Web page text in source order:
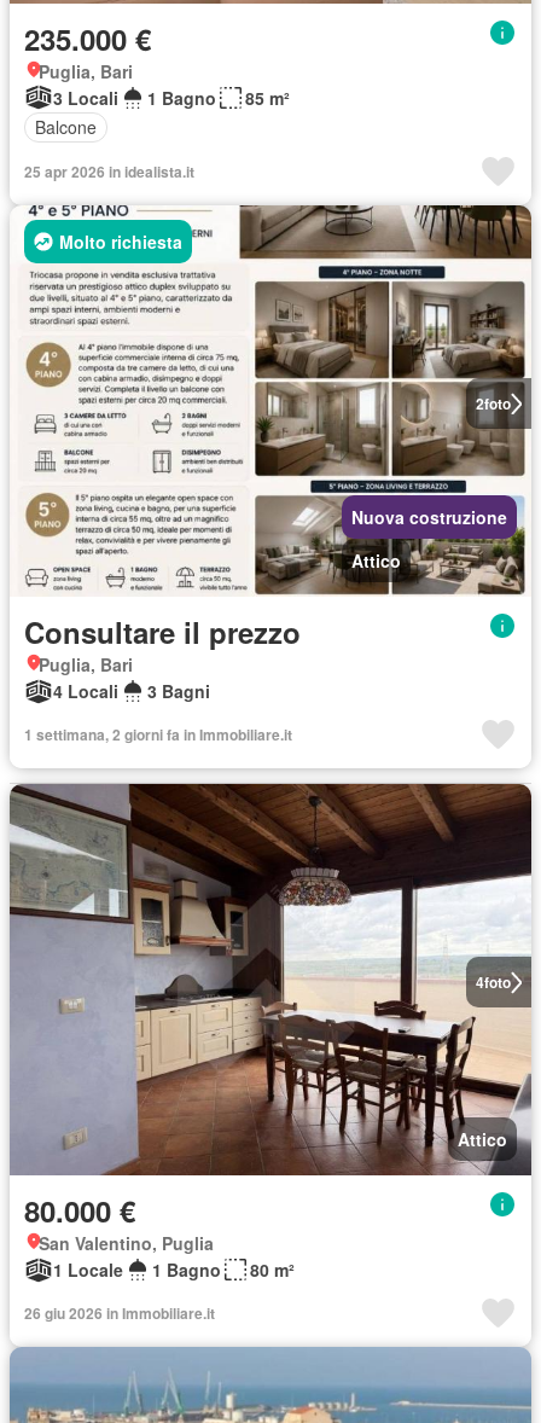
235.000 €
Puglia, Bari
3 Locali
1 Bagno
85 m²
Balcone
25 apr 2026 in idealista.it
2foto
Molto richiesta
Nuova costruzione
Attico
Consultare il prezzo
Puglia, Bari
4 Locali
3 Bagni
1 settimana, 2 giorni fa in Immobiliare.it
4foto
Attico
80.000 €
San Valentino, Puglia
1 Locale
1 Bagno 80 m²
26 giu 2026 in Immobiliare.it